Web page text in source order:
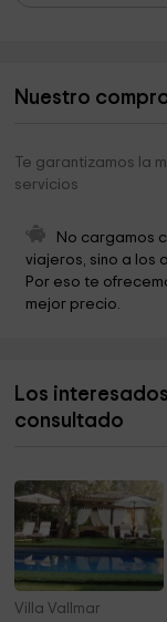
Cementerio de Sineu
Cantera de Sineu
Iglesia Parroquial de
Loreto
Ayuntamiento de
Observatorio
Nuestro
Te garantizamos la
servicios
No cargamos
viajeros, sino a los
Por eso te
mejor precio.
Los
consultado
Villa Vallmar